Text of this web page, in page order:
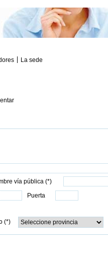
La sede
vía pública (*)
Puerta
(*)